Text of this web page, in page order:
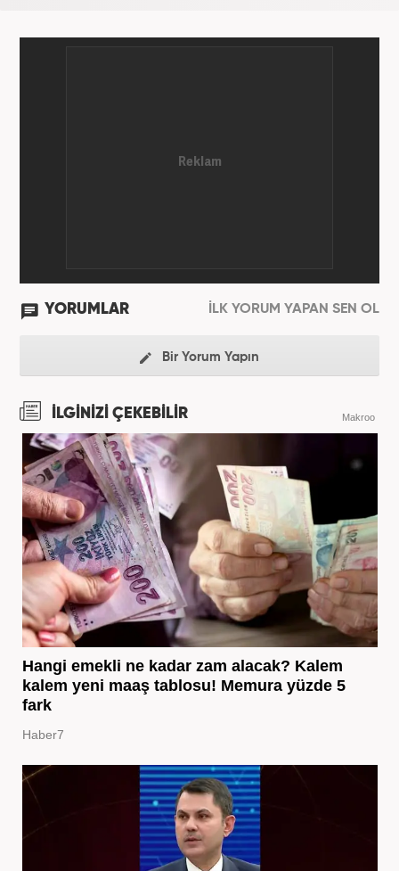
YORUMLAR İLK YORUM YAPAN SEN OL
Bir Yorum Yapın
İLGİNİZİ ÇEKEBİLİR Makroo
Hangi emekli ne kadar zam alacak? Kalem
kalem yeni maaş tablosu! Memura yüzde 5
fark
Haber7